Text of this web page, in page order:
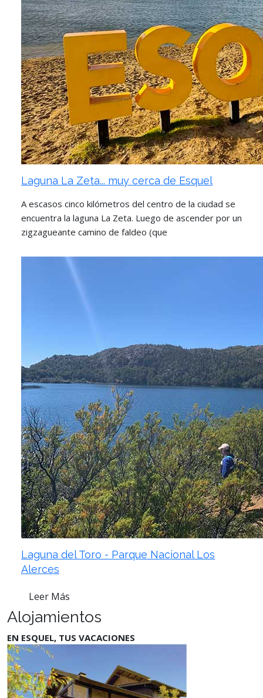
Laguna La Zeta... muy cerca de Esquel
A escasos cinco kilómetros del centro de la ciudad se
encuentra la laguna La Zeta. Luego de ascender por un
zigzagueante camino de faldeo (que
Laguna del Toro - Parque Nacional Los
Alerces
Leer Más
Alojamientos
EN ESQUEL, TUS VACACIONES